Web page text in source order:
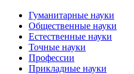
Гуманитарные науки
Общественные науки
Естественные науки
Точные науки
Профессии
Прикладные науки